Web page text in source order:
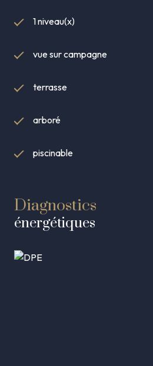
1 niveau(x)
vue sur campagne
terrasse
arboré
piscinable
Diagnostics
énergétiques